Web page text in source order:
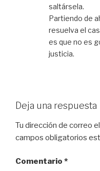
saltársela.
Partiendo de
resuelva el
es que no es
justicia.
Deja una respuesta
Tu dirección de correo
campos obligatorios
Comentario *